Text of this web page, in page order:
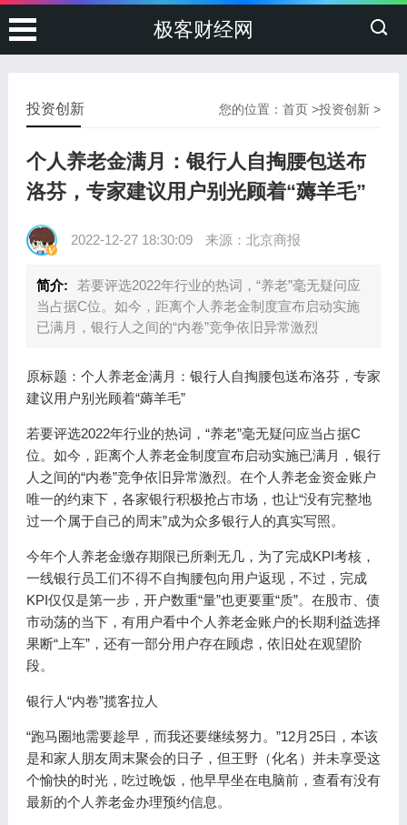
极客财经网
您的位置：首页 >投资创新 >
投资创新
个人养老金满月：银行人自掏腰包送布
洛芬，专家建议用户别光顾着“薅羊毛”
2022-12-27 18:30:09 来源：北京商报
简介:
若要评选2022年行业的热词，“养老”毫无疑问应
当占据C位。如今，距离个人养老金制度宣布启动实施
已满月，银行人之间的“内卷”竞争依旧异常激烈
原标题：个人养老金满月：银行人自掏腰包送布洛芬，专家
建议用户别光顾着“薅羊毛”
若要评选2022年行业的热词，“养老”毫无疑问应当占据C
位。如今，距离个人养老金制度宣布启动实施已满月，银行
人之间的“内卷”竞争依旧异常激烈。在个人养老金资金账户
唯一的约束下，各家银行积极抢占市场，也让“没有完整地
过一个属于自己的周末”成为众多银行人的真实写照。
今年个人养老金缴存期限已所剩无几，为了完成KPI考核，
一线银行员工们不得不自掏腰包向用户返现，不过，完成
KPI仅仅是第一步，开户数重“量”也更要重“质”。在股市、债
市动荡的当下，有用户看中个人养老金账户的长期利益选择
果断“上车”，还有一部分用户存在顾虑，依旧处在观望阶
段。
银行人“内卷”揽客拉人
“跑马圈地需要趁早，而我还要继续努力。”12月25日，本该
是和家人朋友周末聚会的日子，但王野（化名）并未享受这
个愉快的时光，吃过晚饭，他早早坐在电脑前，查看有没有
最新的个人养老金办理预约信息。